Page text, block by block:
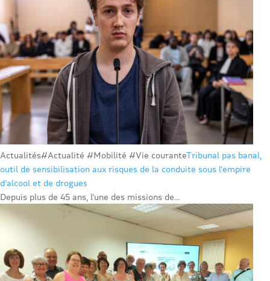
Actualités#Actualité #Mobilité #Vie couranteTribunal pas banal,
outil de sensibilisation aux risques de la conduite sous l’empire
d’alcool et de drogues
Depuis plus de 45 ans, l’une des missions de...